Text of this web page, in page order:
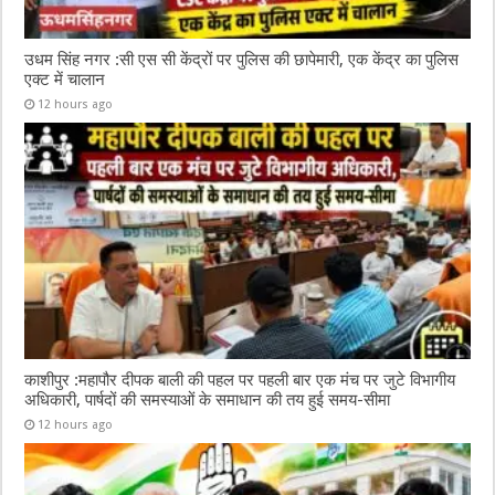
उधम सिंह नगर :सी एस सी केंद्रों पर पुलिस की छापेमारी, एक केंद्र का पुलिस
एक्ट में चालान
12 hours ago
काशीपुर :महापौर दीपक बाली की पहल पर पहली बार एक मंच पर जुटे विभागीय
अधिकारी, पार्षदों की समस्याओं के समाधान की तय हुई समय-सीमा
12 hours ago